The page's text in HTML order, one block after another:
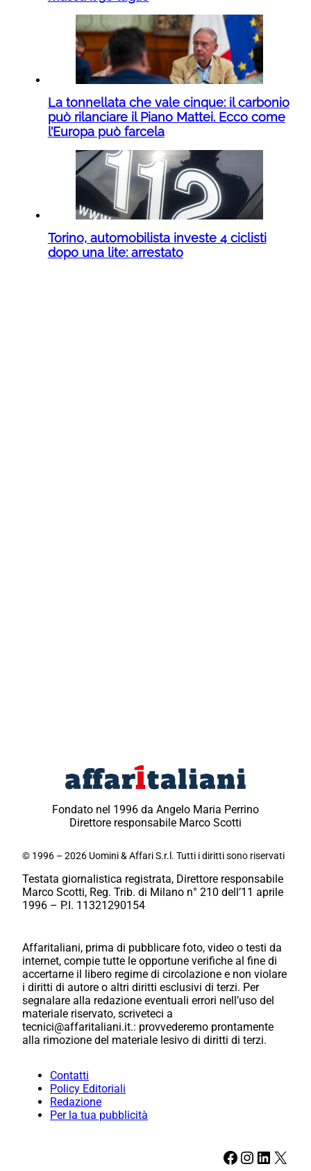
La tonnellata che vale cinque: il carbonio
può rilanciare il Piano Mattei. Ecco come
l’Europa può farcela
Torino, automobilista investe 4 ciclisti
dopo una lite: arrestato
Fondato nel 1996 da Angelo Maria Perrino
Direttore responsabile Marco Scotti
© 1996 – 2026 Uomini & Affari S.r.l. Tutti i diritti sono riservati
Testata giornalistica registrata, Direttore responsabile
Marco Scotti, Reg. Trib. di Milano n° 210 dell’11 aprile
1996 – P.I. 11321290154
Affaritaliani, prima di pubblicare foto, video o testi da
internet, compie tutte le opportune verifiche al fine di
accertarne il libero regime di circolazione e non violare
i diritti di autore o altri diritti esclusivi di terzi. Per
segnalare alla redazione eventuali errori nell’uso del
materiale riservato, scriveteci a
tecnici@affaritaliani.it.: provvederemo prontamente
alla rimozione del materiale lesivo di diritti di terzi.
Contatti
Policy Editoriali
Redazione
Per la tua pubblicità
Facebook Instagram LinkedIn X